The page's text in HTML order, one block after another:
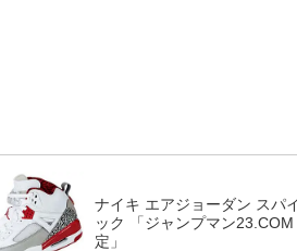
ナイキ エアジョーダン スパ
ック 「ジャンプマン23.COM
定」